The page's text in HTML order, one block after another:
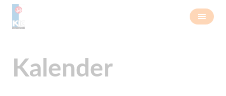
Kalender